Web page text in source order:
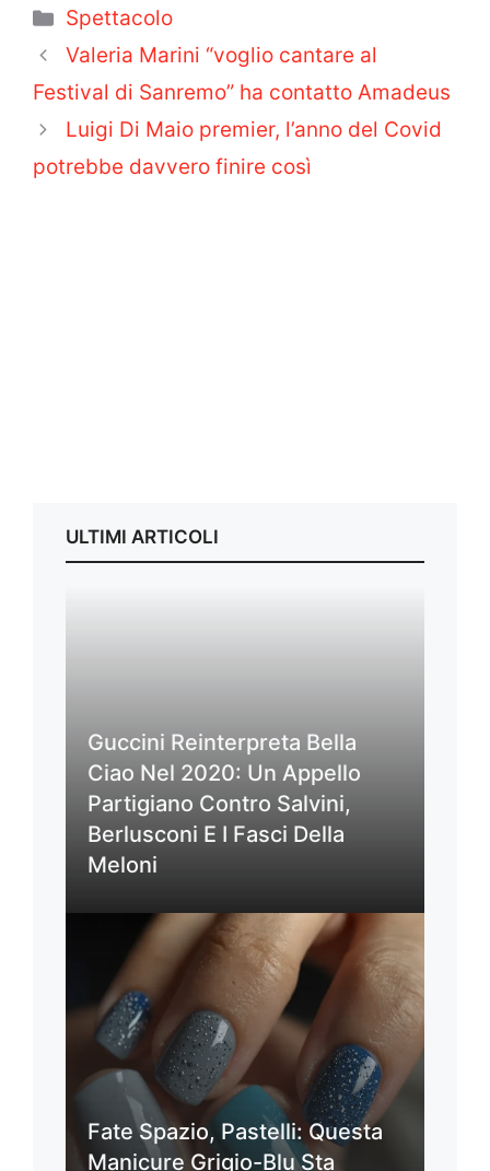
Categorie
Spettacolo
Valeria Marini “voglio cantare al
Festival di Sanremo” ha contatto Amadeus
Luigi Di Maio premier, l’anno del Covid
potrebbe davvero finire così
ULTIMI ARTICOLI
Guccini Reinterpreta Bella
Ciao Nel 2020: Un Appello
Partigiano Contro Salvini,
Berlusconi E I Fasci Della
Meloni
Fate Spazio, Pastelli: Questa
Manicure Grigio-Blu Sta